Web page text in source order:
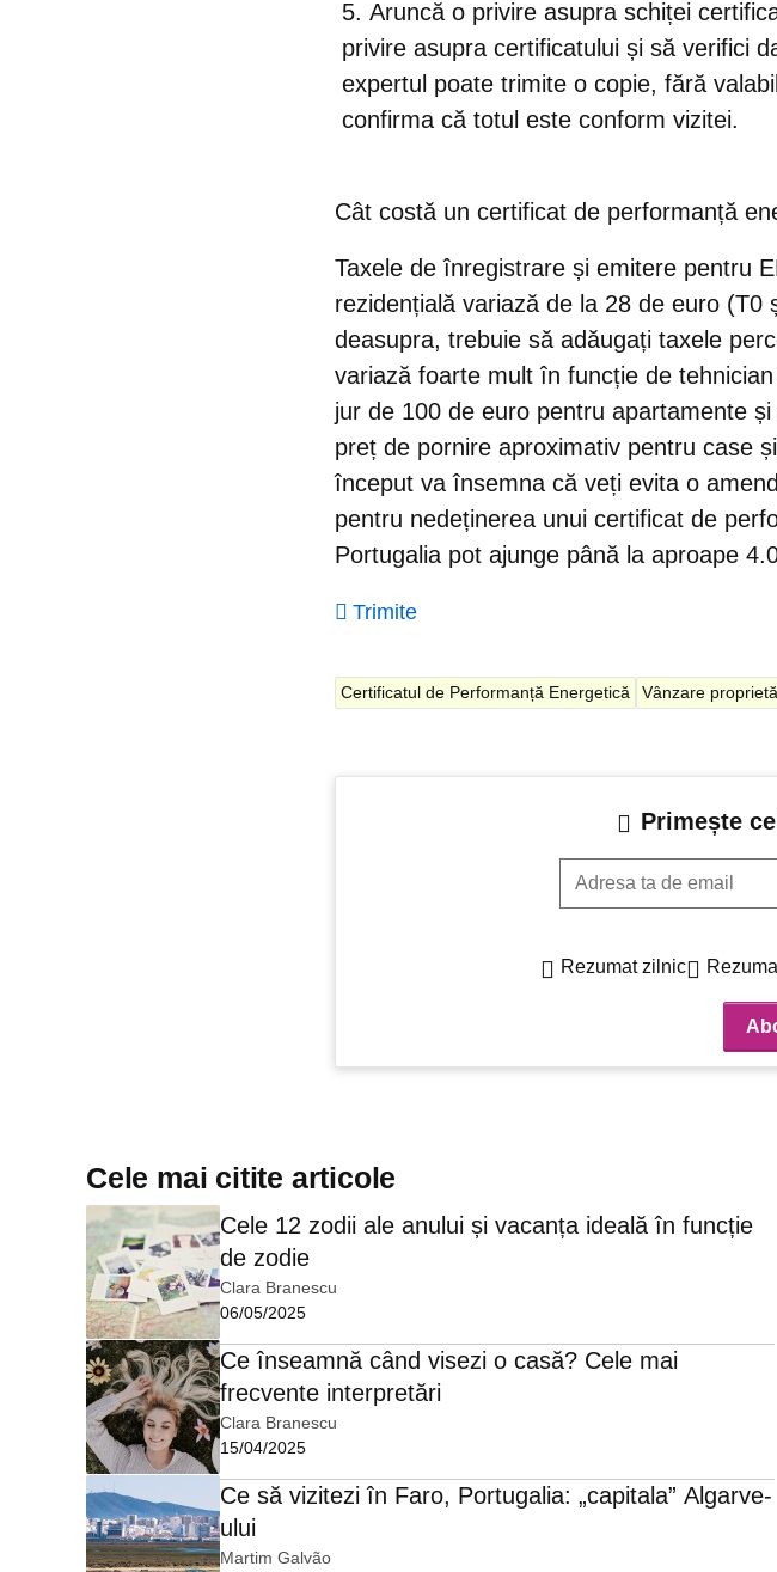
Aruncă o privire asupra schiței
privire asupra certificatului și să verifici
expertul poate trimite o copie, fără
confirma că totul este conform vizitei.
Cât costă un certificat de performanță
Taxele de înregistrare și emitere pentru
rezidențială variază de la 28 de euro
deasupra, trebuie să adăugați taxele
variază foarte mult în funcție de
jur de 100 de euro pentru apartamente
preț de pornire aproximativ pentru case
început va însemna că veți evita o
pentru nedeținerea unui certificat de
Portugalia pot ajunge până la aproape
Trimite
Certificatul de Performanță Energetică Vânzare
Primește
Adresa ta de email
Rezumat zilnic
Cele mai citite articole
Cele 12 zodii ale anului și vacanța ideală în funcție
de zodie
Clara Branescu
06/05/2025
Ce înseamnă când visezi o casă? Cele mai
frecvente interpretări
Clara Branescu
15/04/2025
Ce să vizitezi în Faro, Portugalia: „capitala” Algarve-
ului
Martim Galvão